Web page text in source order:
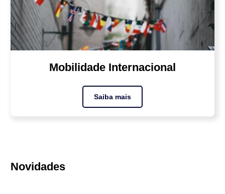
Mobilidade Internacional
Saiba mais
Novidades